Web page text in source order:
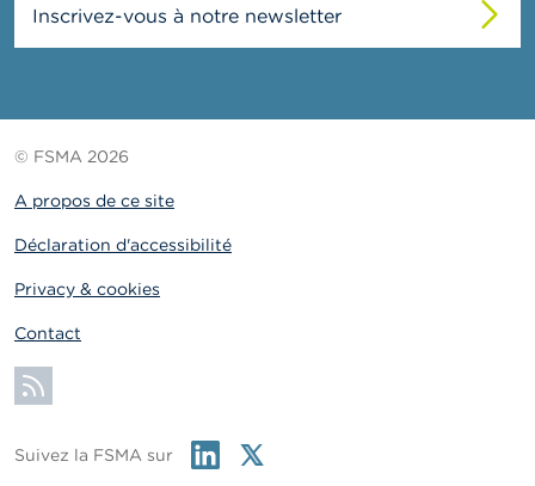
Inscrivez-vous à notre newsletter
© FSMA 2026
A propos de ce site
Déclaration d'accessibilité
Privacy & cookies
Contact
S'abonner
Suivez la FSMA sur Linkedin